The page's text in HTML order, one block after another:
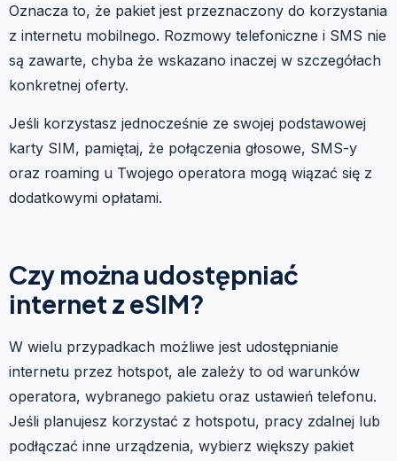
Oznacza to, że pakiet jest przeznaczony do korzystania
z internetu mobilnego. Rozmowy telefoniczne i SMS nie
są zawarte, chyba że wskazano inaczej w szczegółach
konkretnej oferty.
Jeśli korzystasz jednocześnie ze swojej podstawowej
karty SIM, pamiętaj, że połączenia głosowe, SMS-y
oraz roaming u Twojego operatora mogą wiązać się z
dodatkowymi opłatami.
Czy można udostępniać
internet z eSIM?
W wielu przypadkach możliwe jest udostępnianie
internetu przez hotspot, ale zależy to od warunków
operatora, wybranego pakietu oraz ustawień telefonu.
Jeśli planujesz korzystać z hotspotu, pracy zdalnej lub
podłączać inne urządzenia, wybierz większy pakiet